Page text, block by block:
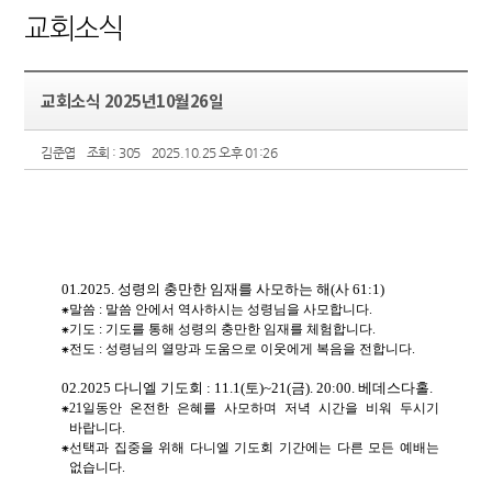
교회소식
교회소식 2025년10월26일
김준엽 조회 : 305 2025.10.25 오후 01:26
01.2025. 성령의 충만한 임재를 사모하는 해(사61:1)
⁕말씀 : 말씀 안에서 역사하시는 성령님을 사모합니다.
⁕기도 : 기도를 통해 성령의 충만한 임재를 체험합니다.
⁕전도 :성령님의 열망과 도움으로 이웃에게 복음을 전합니다.
02.2025 다니엘 기도회 : 11.1(토)~21(금). 20:00.베데스다홀.
⁕21일동안 온전한 은혜를 사모하며 저녁 시간을 비워 두시기
바랍니다.
⁕선택과 집중을 위해 다니엘 기도회 기간에는 다른 모든 예배는
없습니다.